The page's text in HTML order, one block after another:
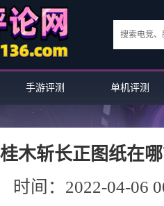
手游评测 单机评测
桂木斩长正图纸在
时间：2022-04-06